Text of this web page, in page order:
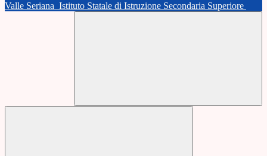
Valle Seriana Istituto Statale di Istruzione Secondaria Superiore